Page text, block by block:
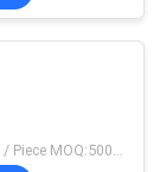
159